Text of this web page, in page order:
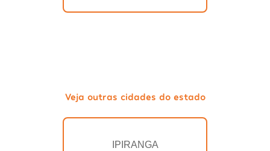
Veja outras cidades do estado
IPIRANGA